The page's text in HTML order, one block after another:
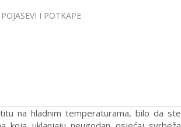
POJASEVI I POTKAPE
na hladnim temperaturama, bilo da ste